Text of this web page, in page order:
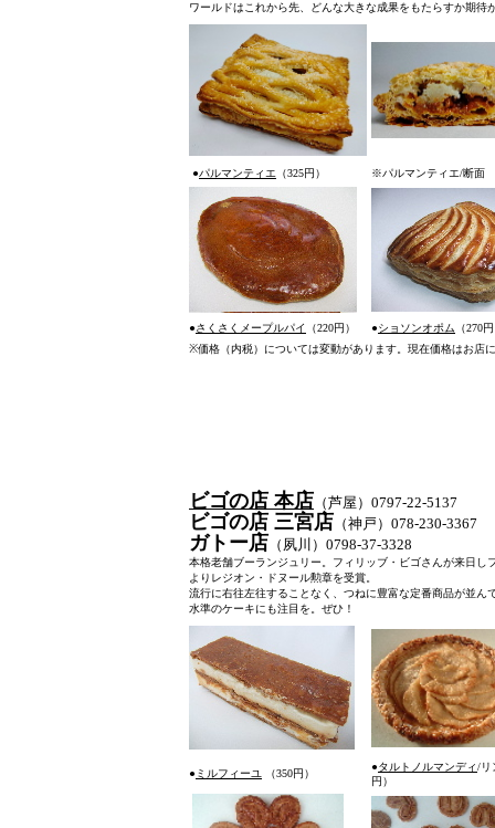
ワールドはこれから先、どんな大きな成果をもたらすか期待
●パルマンティエ （325円） ※パルマンティエ/断面
●さくさくメープルパイ （220円） ●ショソンオポム （270円
※価格（内税）については変動があります。現在価格はお店
ビゴの店 本店 （芦屋）0797-
ビゴの店 三宮店 （神戸）078-230-3367
ガトー店 （夙川）0798-37-3328
本格老舗ブーランジュリー。フィリッブ・ビゴさんが来日し
よりレジオン・ドヌール勲章を受賞。
流行に右往左往することなく、つねに豊富な定番商品が並
水準のケーキにも注目を。ぜひ！
● ミルフィーユ （350円）
●タルトノルマンディ/リ
円）